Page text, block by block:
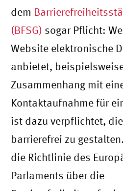
dem
(BFSG) sogar Pflicht:
Website elektronische
anbietet,
Zusammenhang mit
Kontaktaufnahme für
ist dazu verpflichtet,
barrierefrei zu
die Richtlinie des
Parlaments über die